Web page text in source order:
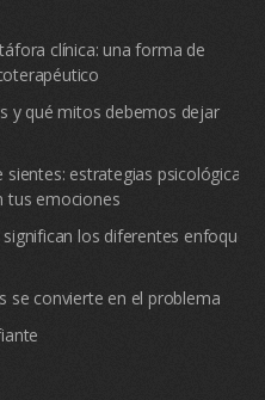
clínica: una forma de
y qué mitos debemos dejar
estrategias psicológicas
tus emociones
los diferentes enfoques
se convierte en el problema